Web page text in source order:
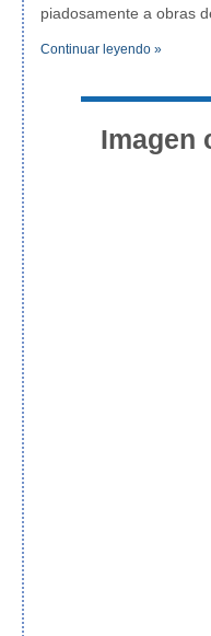
piadosamente a obras
Continuar leyendo »
Imagen